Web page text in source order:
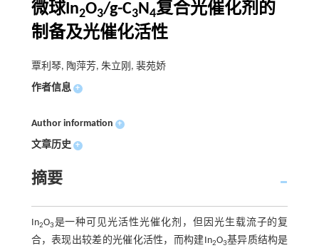
微球In2O3/g-C3N4复合光催化剂的
制备及光催化活性
覃利琴, 陶萍芳, 朱立刚, 裴苑娇
作者信息 +
Author information +
文章历史 +
摘要
In2O3是一种可见光活性光催化剂，但因光生载流子的复
合，表现出较差的光催化活性，而构建In2O3基异质结构是